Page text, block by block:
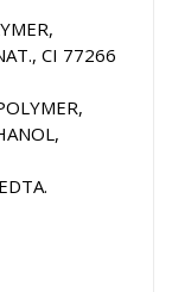
CI 77266